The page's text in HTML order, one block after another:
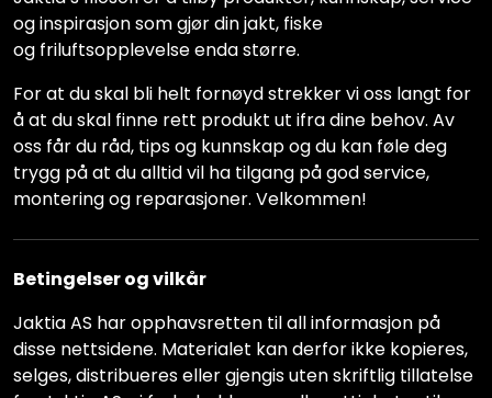
og inspirasjon som gjør din jakt, fiske
og friluftsopplevelse enda større.
For at du skal bli helt fornøyd strekker vi oss langt for
å at du skal finne rett produkt ut ifra dine behov. Av
oss får du råd, tips og kunnskap og du kan føle deg
trygg på at du alltid vil ha tilgang på god service,
montering og reparasjoner. Velkommen!
Betingelser og vilkår
Jaktia AS har opphavsretten til all informasjon på
disse nettsidene. Materialet kan derfor ikke kopieres,
selges, distribueres eller gjengis uten skriftlig tillatelse